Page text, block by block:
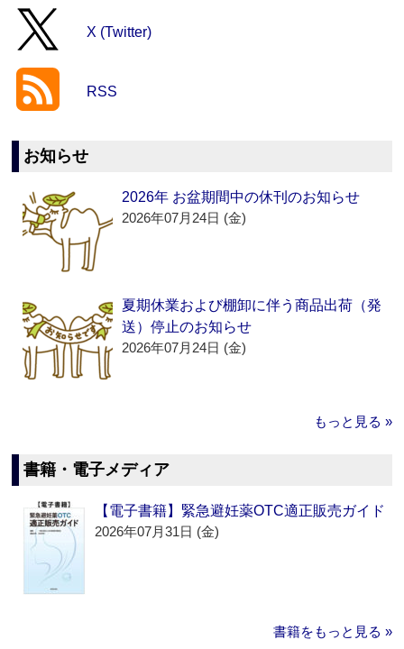
X (Twitter)
RSS
お知らせ
2026年 お盆期間中の休刊のお知らせ
2026年07月24日 (金)
夏期休業および棚卸に伴う商品出荷（発
送）停止のお知らせ
2026年07月24日 (金)
もっと見る »
書籍・電子メディア
【電子書籍】緊急避妊薬OTC適正販売ガイド
2026年07月31日 (金)
書籍をもっと見る »